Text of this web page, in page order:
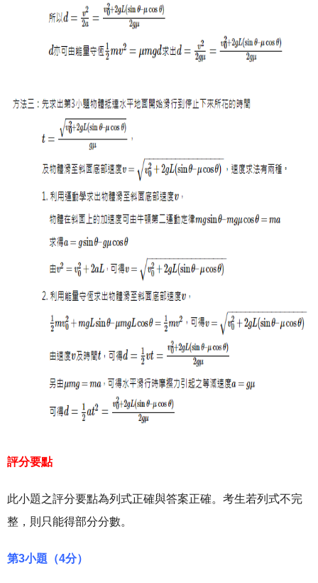
評分要點
此小題之評分要點為列式正確與答案正確。考生若列式不完
整，則只能得部分分數。
第3小題（4分）